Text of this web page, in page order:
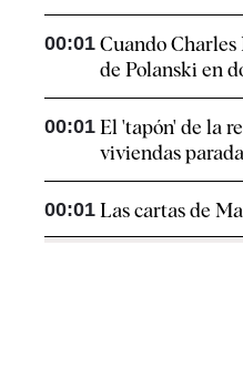
00:01 Cuando
de Polanski en
00:01 El 'tapón' de la
viviendas
00:01 Las cartas de